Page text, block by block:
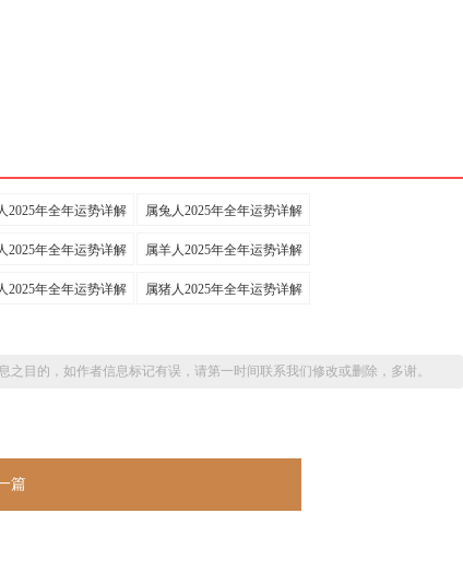
2025年全年运势详解 属兔人2025年全年运势详解
2025年全年运势详解 属羊人2025年全年运势详解
2025年全年运势详解 属猪人2025年全年运势详解
目的，如作者信息标记有误，请第一时间联系我们修改或删除，多谢。
篇